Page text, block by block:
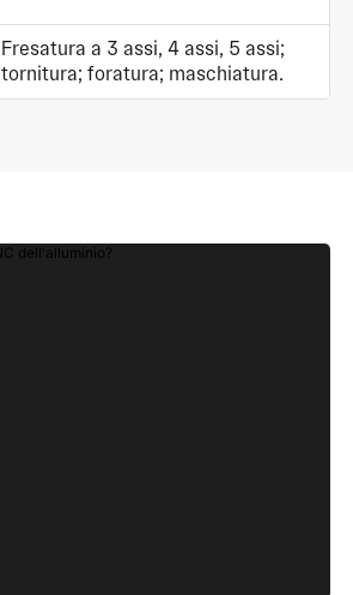
Fresatura a 3 assi, 4 assi, 5 assi;
tornitura; foratura; maschiatura.